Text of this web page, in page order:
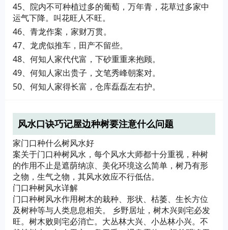
45、院内不可种植过多的葡萄，万年青，花草过多家中
运气下降。叫花旺人不旺。
46、青龙作案，家财万贯。
47、龙虎似推车，田产不留些。
48、何知人家代代富，下砂重重来抱顾。
49、何知人家出贵子，文笔秀峰朝案对。
50、何知人家得长富，仓库磊磊左右护。
风水口诀巧记屋边种树要注意什么问题
家门口种什么树风水好
案关于门口种树风水，每个风水大师都十分重视，种树
的作用不止是遮荫纳凉、美化环境这么简单，树乃有形
之物，生气之物，其风水效应不行低估。
门口种树风水详解
门口种树风水作用树木的栽种、形状、枯萎、生长方位
及树种等与人类息息相关。 乡野居址，树木兴则宅必发
旺。树木败则宅必消亡。大丛林大兴、小丛林小兴。不